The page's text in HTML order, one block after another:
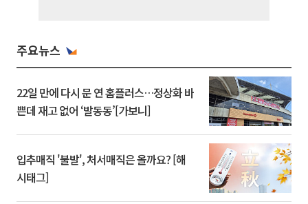
주요뉴스
22일 만에 다시 문 연 홈플러스…정상화 바
쁜데 재고 없어 ‘발동동’[가보니]
입추매직 '불발', 처서매직은 올까요? [해
시태그]